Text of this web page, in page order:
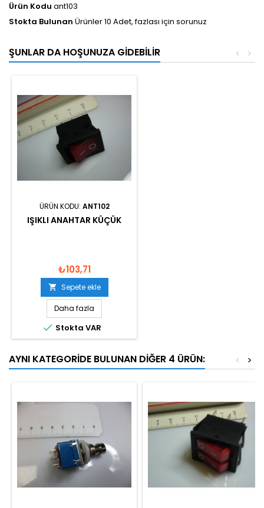
Ürün Kodu ant103
Stokta Bulunan Ürünler 10 Adet, fazlası için sorunuz
ŞUNLAR DA HOŞUNUZA GIDEBILIR >
<
ÜRÜN KODU: ANT102
IŞIKLI ANAHTAR KÜÇÜK
₺103,71
 Sepete ekle
Daha fazla
 Stokta VAR
AYNI KATEGORIDE BULUNAN DIĞER 4 ÜRÜN: >
<